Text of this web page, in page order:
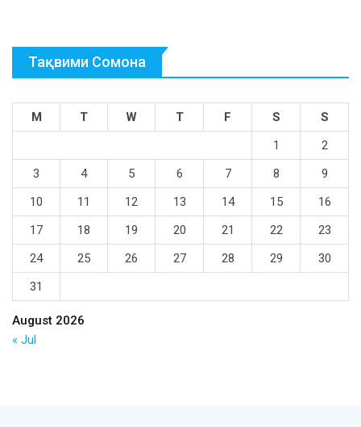
Тақвими Сомона
August 2026
M T W T F S
S
1
2
3
4 5 6 7 8
9
10
11 12 13 14 15
16
17
18 19 20 21 22
23
24
25 26 27 28 29
30
31
« Jul